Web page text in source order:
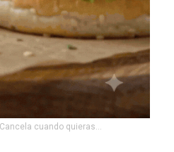
cuando quieras...